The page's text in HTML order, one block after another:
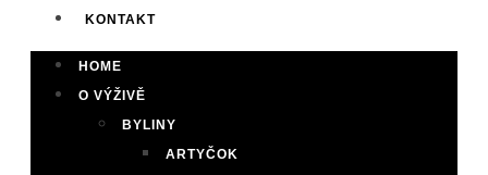
KONTAKT
HOME
O VÝŽIVĚ
BYLINY
ARTYČOK